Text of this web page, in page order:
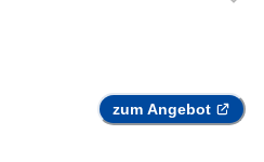
zum Angebot